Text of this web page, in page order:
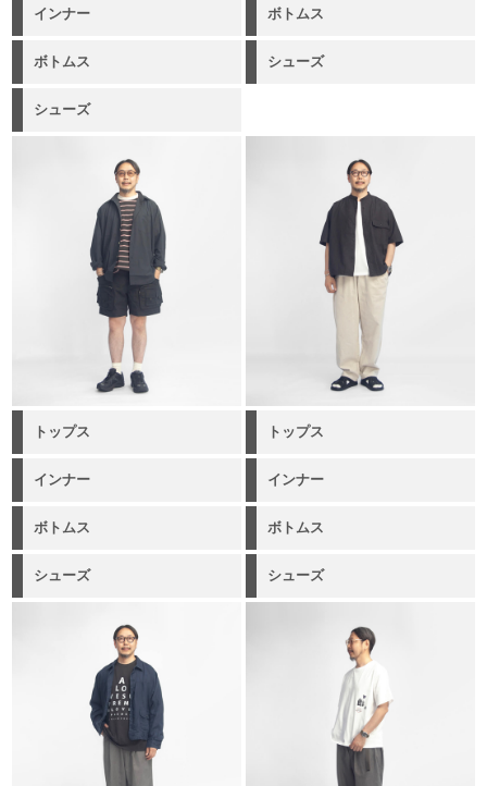
インナー ボトムス
ボトムス シューズ
シューズ
トップス トップス
インナー インナー
ボトムス ボトムス
シューズ シューズ